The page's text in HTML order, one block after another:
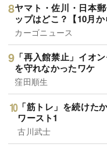
ヤマト・佐川・日本
ップはどこ？【10月か
カーゴニュース
「再入館禁止」イオ
を守れなかったワケ
窪田順生
「筋トレ」を続けた
ワースト1
古川武士